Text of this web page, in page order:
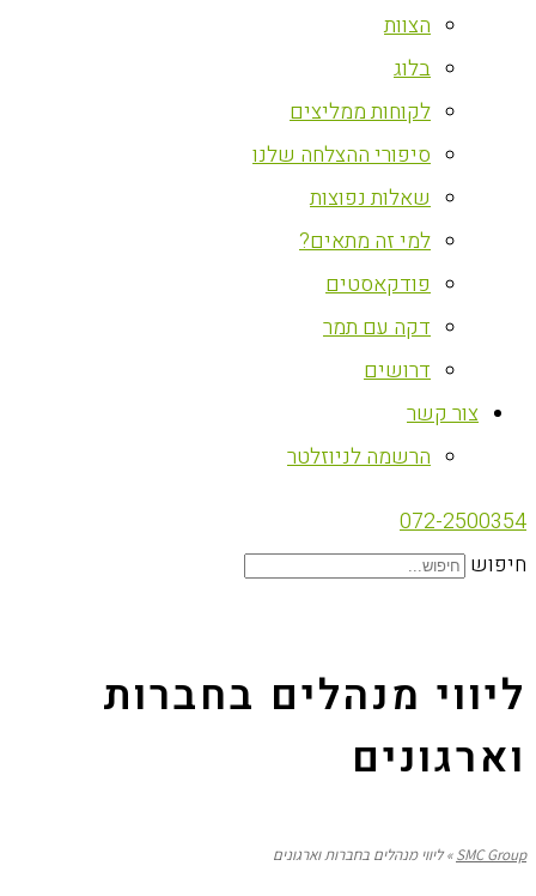
הצוות
בלוג
לקוחות ממליצים
סיפורי ההצלחה שלנו
שאלות נפוצות
למי זה מתאים?
פודקאסטים
דקה עם תמר
דרושים
צור קשר
הרשמה לניוזלטר
072-2500354
חיפוש
ליווי מנהלים בחברות
וארגונים
SMC Group
»ליווי מנהלים בחברות וארגונים